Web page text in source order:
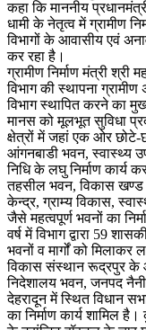
कहा कि माननीय
धामी के नेतृत्व में ग्रामीण
विभागों के आवासीय एवं
कर रहा है।
ग्रामीण निर्माण मंत्री
विभाग की स्थापना
विभाग स्थापित करने का
मानस को मूलभूत सुविधा
क्षेत्रों में जहां एक ओर छोटे-
आंगनबाडी भवन, स्वास्थ्य
निधि के लघु निर्माण कार्य
तहसील भवन, विकास खण्ड
केन्द्र, ग्राम्य विकास,
जैसे महत्वपूर्ण भवनों का
वर्ष में विभाग द्वारा 59
भवनों व मार्गों को मिलाकर
विकास संस्थान रूद्रपुर के
निदेशालय भवन, जनपद
देहरादून में स्थित विधान
का निर्माण कार्य शामिल